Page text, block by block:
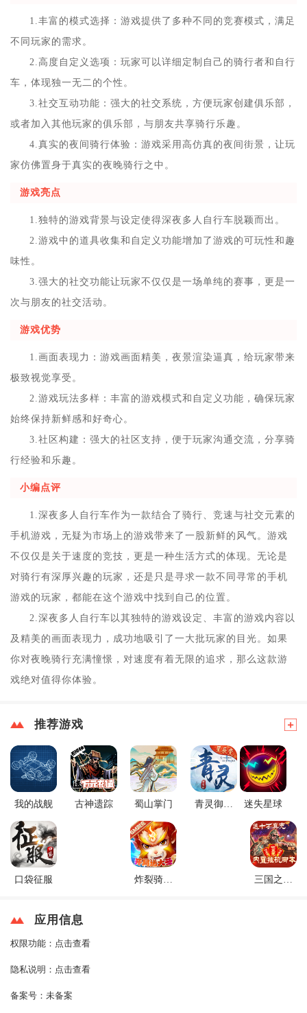
1.丰富的模式选择：游戏提供了多种不同的竞赛模式，满足
不同玩家的需求。
2.高度自定义选项：玩家可以详细定制自己的骑行者和自行
车，体现独一无二的个性。
3.社交互动功能：强大的社交系统，方便玩家创建俱乐部，
或者加入其他玩家的俱乐部，与朋友共享骑行乐趣。
4.真实的夜间骑行体验：游戏采用高仿真的夜间街景，让玩
家仿佛置身于真实的夜晚骑行之中。
游戏亮点
1.独特的游戏背景与设定使得深夜多人自行车脱颖而出。
2.游戏中的道具收集和自定义功能增加了游戏的可玩性和趣
味性。
3.强大的社交功能让玩家不仅仅是一场单纯的赛事，更是一
次与朋友的社交活动。
游戏优势
1.画面表现力：游戏画面精美，夜景渲染逼真，给玩家带来
极致视觉享受。
2.游戏玩法多样：丰富的游戏模式和自定义功能，确保玩家
始终保持新鲜感和好奇心。
3.社区构建：强大的社区支持，便于玩家沟通交流，分享骑
行经验和乐趣。
小编点评
1.深夜多人自行车作为一款结合了骑行、竞速与社交元素的
手机游戏，无疑为市场上的游戏带来了一股新鲜的风气。游戏
不仅仅是关于速度的竞技，更是一种生活方式的体现。无论是
对骑行有深厚兴趣的玩家，还是只是寻求一款不同寻常的手机
游戏的玩家，都能在这个游戏中找到自己的位置。
2.深夜多人自行车以其独特的游戏设定、丰富的游戏内容以
及精美的画面表现力，成功地吸引了一大批玩家的目光。如果
你对夜晚骑行充满憧憬，对速度有着无限的追求，那么这款游
戏绝对值得你体验。
推荐游戏
我的战舰 古神遗踪 蜀山掌门
青灵御剑
迷失星球
口袋征服
炸裂骑士
三国之空
应用信息
权限功能： 点击查看
隐私说明： 点击查看
备案号： 未备案